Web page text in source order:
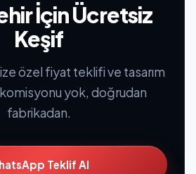
İçin Ücretsiz
Keşif
özel fiyat teklifi ve tasarım
yok, doğrudan
fabrikadan.
Teklif Al